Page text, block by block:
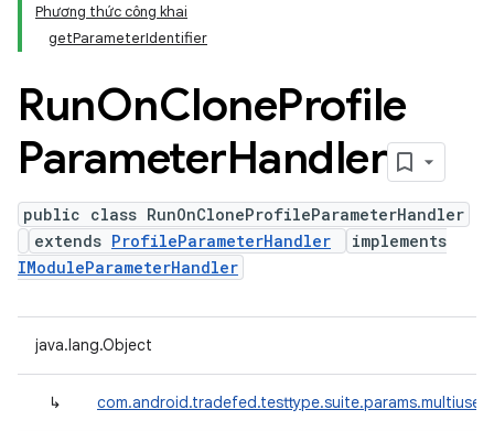
Phương thức công khai
getParameterIdentifier
RunOnCloneProfile
ParameterHandler
public class RunOnCloneProfileParameterHandler
extends ProfileParameterHandler
implements
IModuleParameterHandler
java.lang.Object
↳